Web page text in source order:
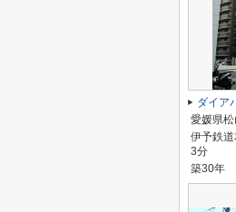
ダイア
愛媛県
伊予鉄
3分
築30年